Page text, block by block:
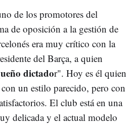
de los promotores del
de oposición a la gestión de
era muy crítico con la
del Barça, a quien
dictador". Hoy es él quien
un estilo parecido, pero con
El club está en una
delicada y el actual modelo